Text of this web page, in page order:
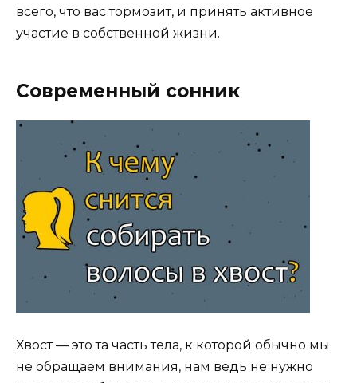
всего, что вас тормозит, и принять активное
участие в собственной жизни.
Современный сонник
Хвост — это та часть тела, к которой обычно мы
не обращаем внимания, нам ведь не нужно